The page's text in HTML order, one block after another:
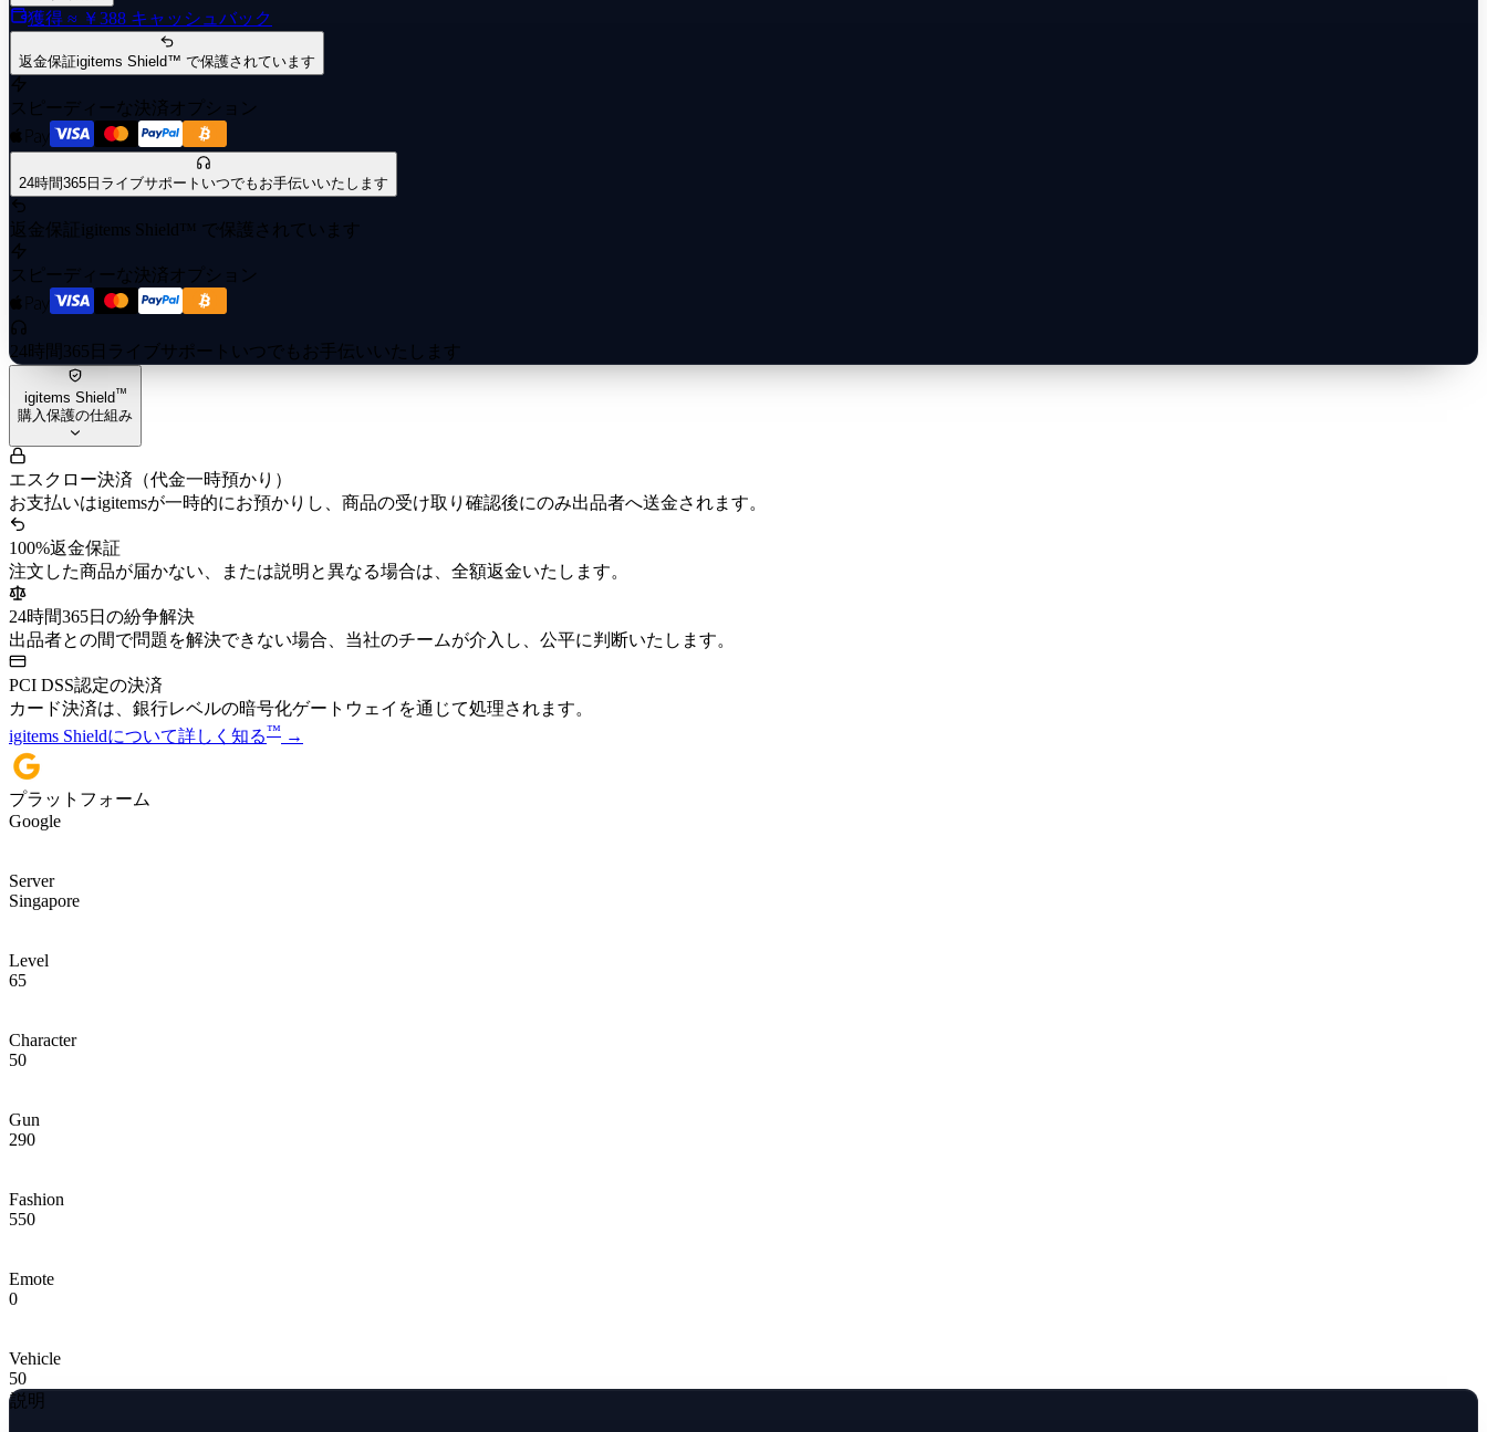
獲得 ≈ ￥388 キャッシュバック
返金保証igitems Shield™ で保護されています
スピーディーな決済オプション
24時間365日ライブサポート いつでもお手伝いいたします
返金保証 igitems Shield™ で保護されています
スピーディーな決済オプション
24時間365日ライブサポート いつでもお手伝いいたします
igitems Shield™
購入保護の仕組み
エスクロー決済（代金一時預かり）
お支払いはigitemsが一時的にお預かりし、商品の受け取り確認後にのみ出品者へ送金されます。
100%返金保証
注文した商品が届かない、または説明と異なる場合は、全額返金いたします。
24時間365日の紛争解決
出品者との間で問題を解決できない場合、当社のチームが介入し、公平に判断いたします。
PCI DSS認定の決済
カード決済は、銀行レベルの暗号化ゲートウェイを通じて処理されます。
igitems Shieldについて詳しく知る™ →
プラットフォーム
Google
Server
Singapore
Level
65
Character
50
Gun
290
Fashion
550
Emote
0
Vehicle
50
説明